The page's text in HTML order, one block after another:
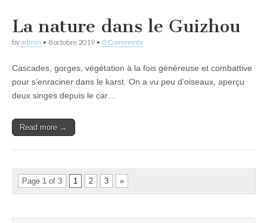
La nature dans le Guizhou
byadmin • 8 octobre 2019 • 0 Comments
Cascades, gorges, végétation à la fois généreuse et combattive
pour s’enraciner dans le karst. On a vu peu d’oiseaux, aperçu
deux singes depuis le car…
Read more →
Page 1 of 3 1 2 3 »